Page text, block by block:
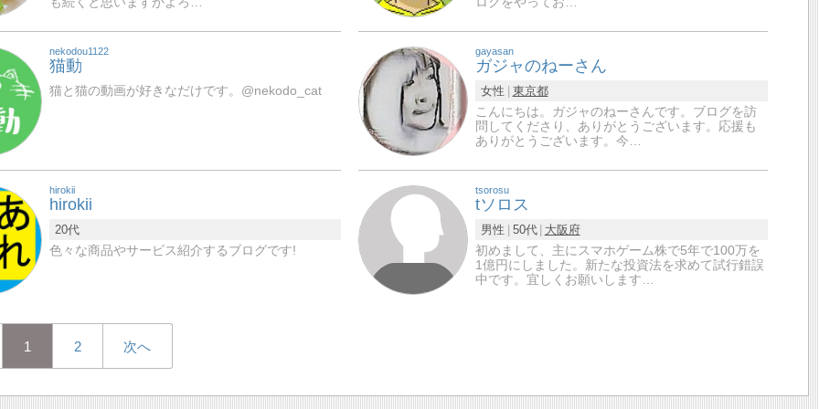
nekodou1122
猫動
猫と猫の動画が好きなだけです。@nekodo_cat
gayasan
ガジャのねーさん
女性
東京都
こんにちは。ガジャのねーさんです。ブログを訪
問してくださり、ありがとうございます。応援も
ありがとうございます。今…
hirokii
hirokii
20代
色々な商品やサービス紹介するブログです!
tsorosu
tソロス
男性 50代
大阪府
初めまして、主にスマホゲーム株で5年で100万を
1億円にしました。新たな投資法を求めて試行錯誤
中です。宜しくお願いします…
1 2 次へ